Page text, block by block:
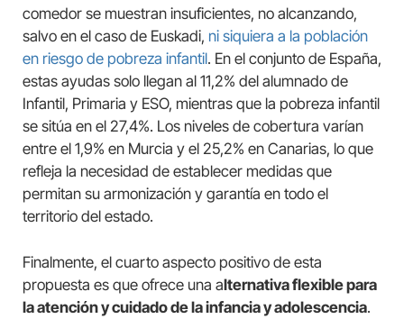
comedor se muestran insuficientes, no alcanzando,
salvo en el caso de Euskadi, ni siquiera a la población
en riesgo de pobreza infantil. En el conjunto de España,
estas ayudas solo llegan al 11,2% del alumnado de
Infantil, Primaria y ESO, mientras que la pobreza infantil
se sitúa en el 27,4%. Los niveles de cobertura varían
entre el 1,9% en Murcia y el 25,2% en Canarias, lo que
refleja la necesidad de establecer medidas que
permitan su armonización y garantía en todo el
territorio del estado.
Finalmente, el cuarto aspecto positivo de esta
propuesta es que ofrece una alternativa flexible para
la atención y cuidado de la infancia y adolescencia.